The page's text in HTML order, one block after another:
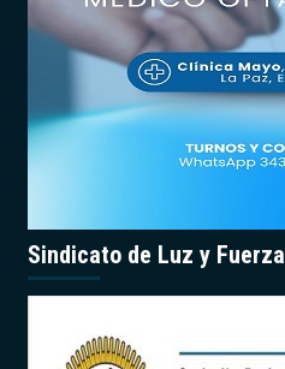
Sindicato de Luz y Fuerza